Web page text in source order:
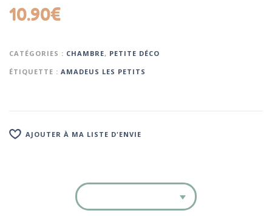
10.90€
CATÉGORIES : CHAMBRE, PETITE DÉCO
ÉTIQUETTE : AMADEUS LES PETITS
AJOUTER À MA LISTE D'ENVIE